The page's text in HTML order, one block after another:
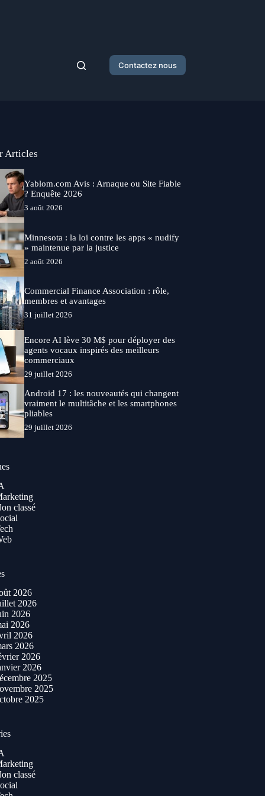
Contactez nous
Articles
Yablom.com Avis : Arnaque ou Site Fiable
? Enquête 2026
3 août 2026
Minnesota : la loi contre les apps « nudify
» maintenue par la justice
2 août 2026
Commercial Finance Association : rôle,
membres et avantages
31 juillet 2026
Encore AI lève 30 M$ pour déployer des
agents vocaux inspirés des meilleurs
commerciaux
29 juillet 2026
Android 17 : les nouveautés qui changent
vraiment le multitâche et les smartphones
pliables
29 juillet 2026
classé
2026
2026
2026
2026
2026
2026
2026
2026
2025
2025
2025
classé